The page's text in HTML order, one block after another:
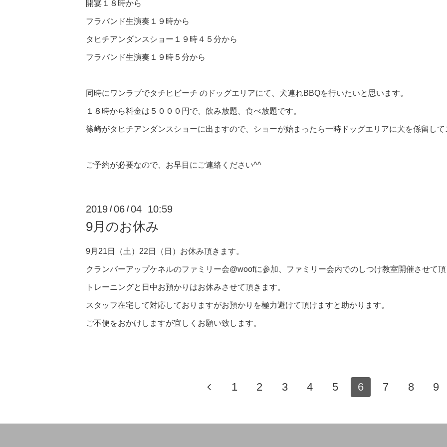
開宴１８時から
フラバンド生演奏１９時から
タヒチアンダンスショー１９時４５分から
フラバンド生演奏１９時５分から
同時にワンラブでタチヒビーチ のドッグエリアにて、犬連れBBQを行いたいと思います。
１８時から料金は５０００円で、飲み放題、食べ放題です。
篠崎がタヒチアンダンスショーに出ますので、ショーが始まったら一時ドッグエリアに犬を係留し
ご予約が必要なので、お早目にご連絡ください^^
2019 /06 /04 10:59
9月のお休み
9月21日（土）22日（日）お休み頂きます。
クランバーアップケネルのファミリー会@woofに参加、ファミリー会内でのしつけ教室開催させて頂
トレーニングと日中お預かりはお休みさせて頂きます。
スタッフ在宅して対応しておりますがお預かりを極力避けて頂けますと助かります。
ご不便をおかけしますが宜しくお願い致します。
1 2 3 4 5 6 7 8 9